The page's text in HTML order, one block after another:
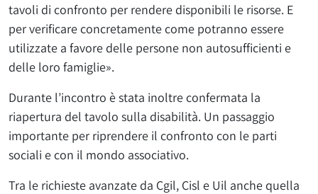
tavoli di confronto per rendere disponibili le risorse. E
per verificare concretamente come potranno essere
utilizzate a favore delle persone non autosufficienti e
delle loro famiglie».
Durante l’incontro è stata inoltre confermata la
riapertura del tavolo sulla disabilità. Un passaggio
importante per riprendere il confronto con le parti
sociali e con il mondo associativo.
Tra le richieste avanzate da Cgil, Cisl e Uil anche quella